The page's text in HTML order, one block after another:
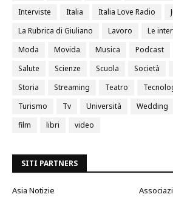
Interviste
Italia Italia Love Radio
La Rubrica di Giuliano
Lavoro
Le
Moda
Movida Musica Podcast
Salute
Scienze Scuola Società
Storia
Streaming Teatro
Turismo
Tv Università Wedding
film
libri video
SITI PARTNERS
Asia Notizie